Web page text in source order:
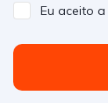
Eu aceito a